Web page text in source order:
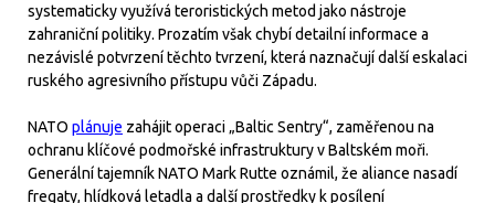
systematicky využívá teroristických metod jako nástroje
zahraniční politiky. Prozatím však chybí detailní informace a
nezávislé potvrzení těchto tvrzení, která naznačují další eskalaci
ruského agresivního přístupu vůči Západu.
NATO plánuje zahájit operaci „Baltic Sentry“, zaměřenou na
ochranu klíčové podmořské infrastruktury v Baltském moři.
Generální tajemník NATO Mark Rutte oznámil, že aliance nasadí
fregaty, hlídková letadla a další prostředky k posílení